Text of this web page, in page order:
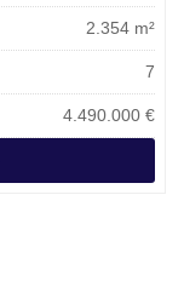
2.354 m²
7
4.490.000 €